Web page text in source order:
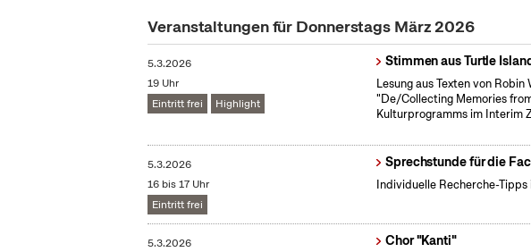
Veranstaltungen für Donnerstags März 2026
5.3.2026
19 Uhr
Eintritt frei
Highlight
Stimmen aus Turtle
Lesung aus Texten von
"De/Collecting Memories
Kulturprogramms im Interim
5.3.2026
16 bis 17 Uhr
Eintritt frei
Sprechstunde für die
Individuelle Recherche-
5.3.2026
Chor "Kanti"